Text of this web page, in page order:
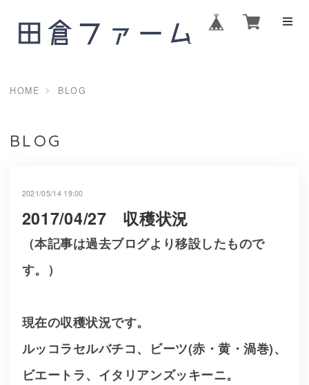
HOME BLOG
BLOG
2017/04/27 収穫状況
2021/05/14 19:00
（本記事は過去ブログより移設したもので
す。）
現在の収穫状況です。
ルッコラセルバチコ、ビーツ(赤・黄・渦巻)、
ビエートラ、イタリアンズッキーニ。